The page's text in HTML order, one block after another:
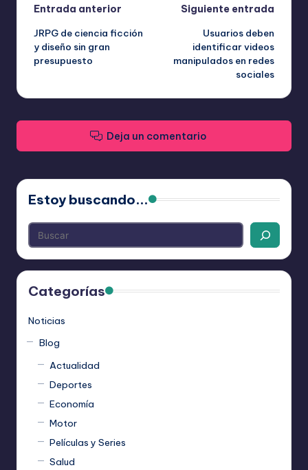
Navegación
de
entradas
Entrada anterior
JRPG de ciencia ficción
y diseño sin gran
presupuesto
Siguiente entrada
Usuarios deben
identificar videos
manipulados en redes
sociales
Deja un comentario
Estoy buscando...
Categorías
Noticias
Blog
Actualidad
Deportes
Economía
Motor
Películas y Series
Salud